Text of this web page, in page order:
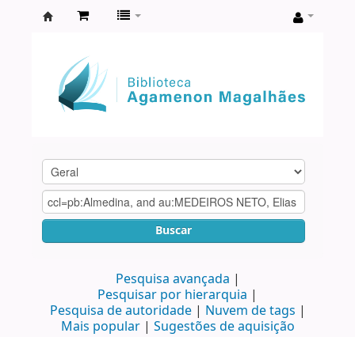
Agamenon
Magalhães
Buscar
Pesquisa avançada
Pesquisar por hierarquia
Pesquisa de autoridade
Nuvem de tags
Mais popular
Sugestões de aquisição